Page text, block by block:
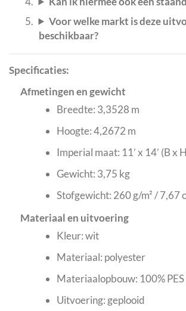
Voor welke markt is deze
beschikbaar?
Specificaties:
Afmetingen en gewicht
Breedte: 3,3528 m
Hoogte: 4,2672 m
Imperial maat: 11’ x 14’ (B x
Gewicht: 3,75 kg
Stofgewicht: 260 g/m² / 7,67
Materiaal en uitvoering
Kleur: wit
Materiaal: polyester
Materiaalopbouw: 100% PES
Uitvoering: geplooid